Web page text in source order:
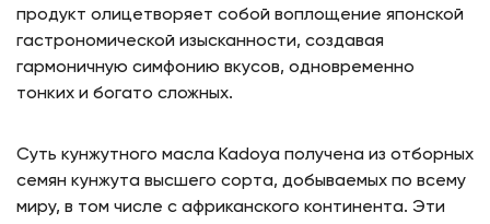
продукт олицетворяет собой воплощение японской
гастрономической изысканности, создавая
гармоничную симфонию вкусов, одновременно
тонких и богато сложных.
Суть кунжутного масла Kadoya получена из отборных
семян кунжута высшего сорта, добываемых по всему
миру, в том числе с африканского континента. Эти